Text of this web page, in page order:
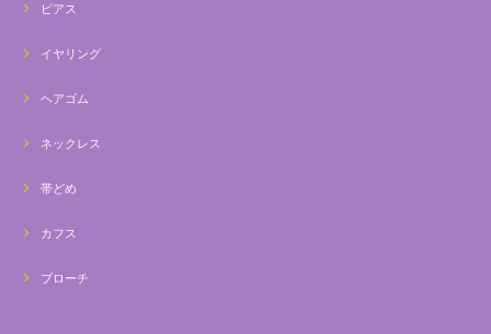
ピアス
イヤリング
ヘアゴム
ネックレス
帯どめ
カフス
ブローチ